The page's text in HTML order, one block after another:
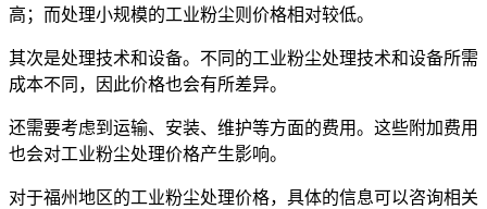
高；而处理小规模的工业粉尘则价格相对较低。
其次是处理技术和设备。不同的工业粉尘处理技术和设备所需
成本不同，因此价格也会有所差异。
还需要考虑到运输、安装、维护等方面的费用。这些附加费用
也会对工业粉尘处理价格产生影响。
对于福州地区的工业粉尘处理价格，具体的信息可以咨询相关